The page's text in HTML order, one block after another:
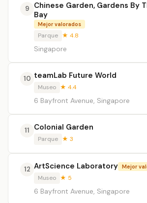
9
Chinese Garden, Gardens By
Bay
Mejor valorados
Parque ★ 4.8
Singapore
10 teamLab Future World
Museo ★ 4.4
6 Bayfront Avenue, Singapore
11 Colonial Garden
Parque ★ 3
12 ArtScience Laboratory Mejor
Museo ★ 5
6 Bayfront Avenue, Singapore